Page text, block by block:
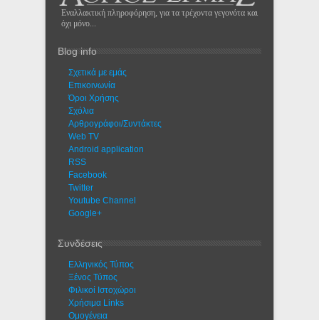
Εναλλακτική πληροφόρηση, για τα τρέχοντα γεγονότα και
όχι μόνο...
Blog info
Σχετικά με εμάς
Eπικοινωνία
Όροι Χρήσης
Σχόλια
Αρθρογράφοι/Συντάκτες
Web TV
Android application
RSS
Facebook
Twitter
Youtube Channel
Google+
Συνδέσεις
Ελληνικός Τύπος
Ξένος Τύπος
Φιλικοί Ιστοχώροι
Χρήσιμα Links
Ομογένεια